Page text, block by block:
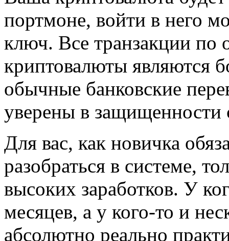
портмоне, войти в него
ключ. Все транзакции
криптовалюты являются
обычные банковские
уверены в защищенности
Для вас, как новичка
разобраться в системе,
высоких заработков. У
месяцев, а у кого-то и
абсолютно реально